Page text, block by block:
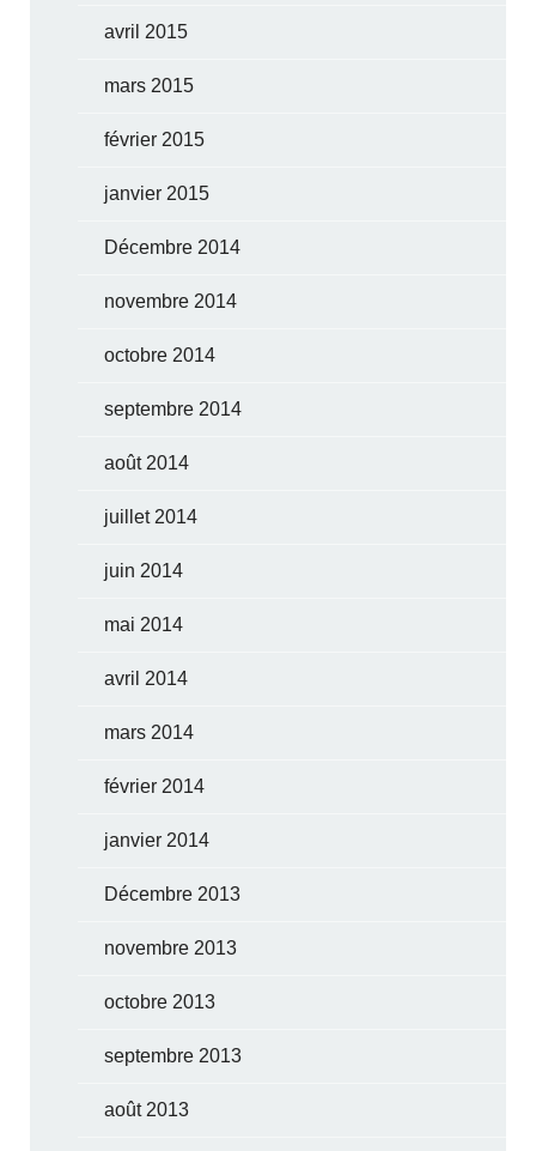
avril 2015
mars 2015
février 2015
janvier 2015
Décembre 2014
novembre 2014
octobre 2014
septembre 2014
août 2014
juillet 2014
juin 2014
mai 2014
avril 2014
mars 2014
février 2014
janvier 2014
Décembre 2013
novembre 2013
octobre 2013
septembre 2013
août 2013